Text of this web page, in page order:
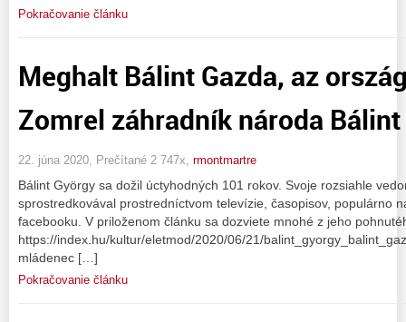
Pokračovanie článku
Meghalt Bálint Gazda, az
Zomrel záhradník národa Bálint
22. júna 2020, Prečítané 2 747x, rmontmartre
Bálint György sa dožil úctyhodných 101 rokov. Svoje rozsiahle
sprostredkovával prostredníctvom televízie, časopisov, populárno
facebooku. V priloženom článku sa dozviete mnohé z jeho
https://index.hu/kultur/eletmod/2020/06/21/
mládenec […]
Pokračovanie článku